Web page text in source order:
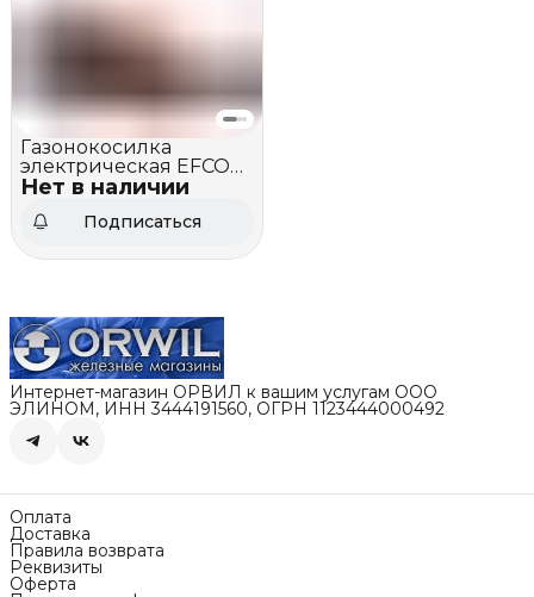
Нет в наличии
Газонокосилка
электрическая EFCO
LR 48 PE Comfort Plus
Подписаться
Интернет-магазин ОРВИЛ к вашим услугам ООО
ЭЛИНОМ, ИНН 3444191560, ОГРН 1123444000492
Оплата
Доставка
Правила возврата
Реквизиты
Оферта